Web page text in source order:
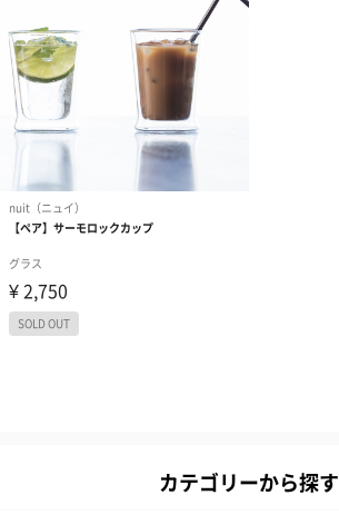
カテゴリーから探す